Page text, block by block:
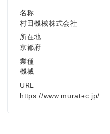
名称
村田機械株式会社
所在地
京都府
業種
機械
URL
https://www.muratec.jp/